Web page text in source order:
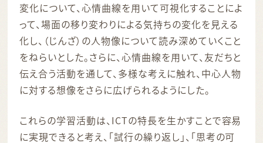
変化について、心情曲線を用いて可視化することによ
って、場面の移り変わりによる気持ちの変化を見える
化し、（じんざ）の人物像について読み深めていくこと
をねらいとした。さらに、心情曲線を用いて、友だちと
伝え合う活動を通して、多様な考えに触れ、中心人物
に対する想像をさらに広げられるようにした。
これらの学習活動は、ICTの特長を生かすことで容易
に実現できると考え、「試行の繰り返し」、「思考の可